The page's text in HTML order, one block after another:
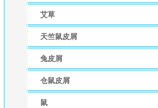
艾草
天竺鼠皮屑
兔皮屑
仓鼠皮屑
鼠